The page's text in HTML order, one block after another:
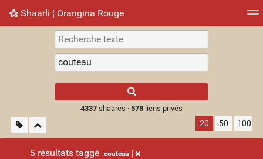
Shaarli ¦ Orangina Rouge
Nuage de tags Mur d'images
results.
4337shaares · 578liens privés
20 50 100
5 résultats taggé couteau